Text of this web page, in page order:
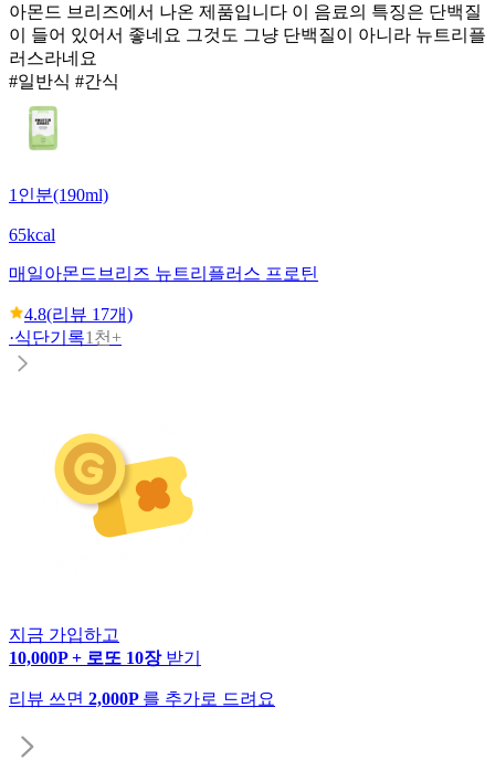
아몬드 브리즈에서 나온 제품입니다 이 음료의 특징은 단백질
이 들어 있어서 좋네요 그것도 그냥 단백질이 아니라 뉴트리플
러스라네요
#일반식 #간식
1인분(190ml)
65kcal
매일아몬드브리즈 뉴트리플러스 프로틴
4.8(리뷰 17개)
·식단기록1천+
지금 가입하고
10,000P + 로또 10장 받기
리뷰 쓰면 2,000P 를 추가로 드려요